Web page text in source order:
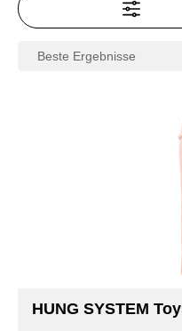
HUNG SYSTEM